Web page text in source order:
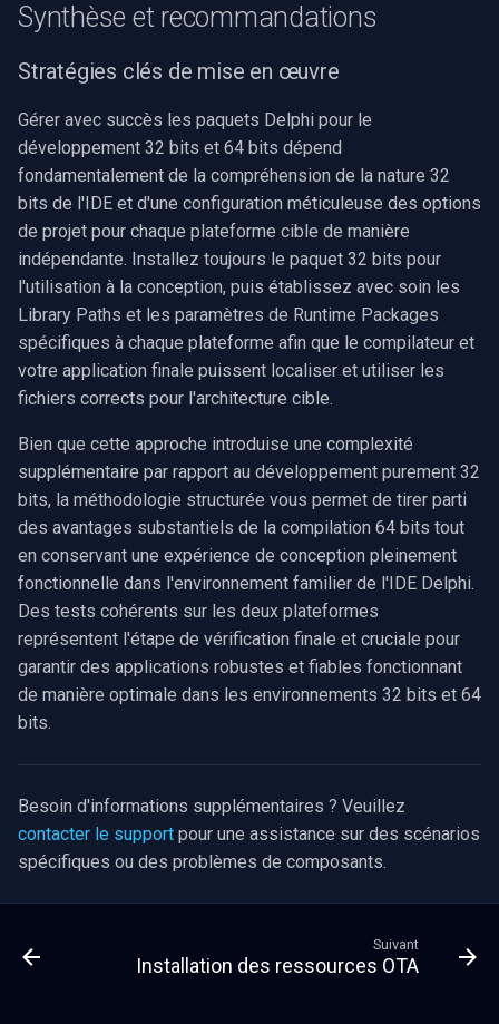
Synthèse et recommandations
Stratégies clés de mise en œuvre
Gérer avec succès les paquets Delphi pour le
développement 32 bits et 64 bits dépend
fondamentalement de la compréhension de la nature 32
bits de l'IDE et d'une configuration méticuleuse des options
de projet pour chaque plateforme cible de manière
indépendante. Installez toujours le paquet 32 bits pour
l'utilisation à la conception, puis établissez avec soin les
Library Paths et les paramètres de Runtime Packages
spécifiques à chaque plateforme afin que le compilateur et
votre application finale puissent localiser et utiliser les
fichiers corrects pour l'architecture cible.
Bien que cette approche introduise une complexité
supplémentaire par rapport au développement purement 32
bits, la méthodologie structurée vous permet de tirer parti
des avantages substantiels de la compilation 64 bits tout
en conservant une expérience de conception pleinement
fonctionnelle dans l'environnement familier de l'IDE Delphi.
Des tests cohérents sur les deux plateformes
représentent l'étape de vérification finale et cruciale pour
garantir des applications robustes et fiables fonctionnant
de manière optimale dans les environnements 32 bits et 64
bits.
Besoin d'informations supplémentaires ? Veuillez
contacter le support pour une assistance sur des scénarios
spécifiques ou des problèmes de composants.
Suivant
Installation des ressources OTA